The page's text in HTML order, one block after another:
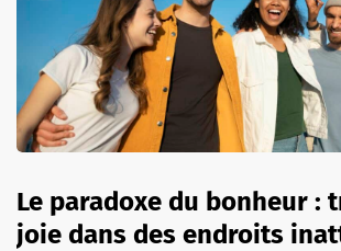
Le paradoxe du bonheur :
joie dans des endroits